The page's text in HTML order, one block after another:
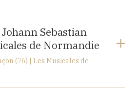
(25)
25210 Bonnétage
Sebastian
de Normandie
(76) | Les Musicales de